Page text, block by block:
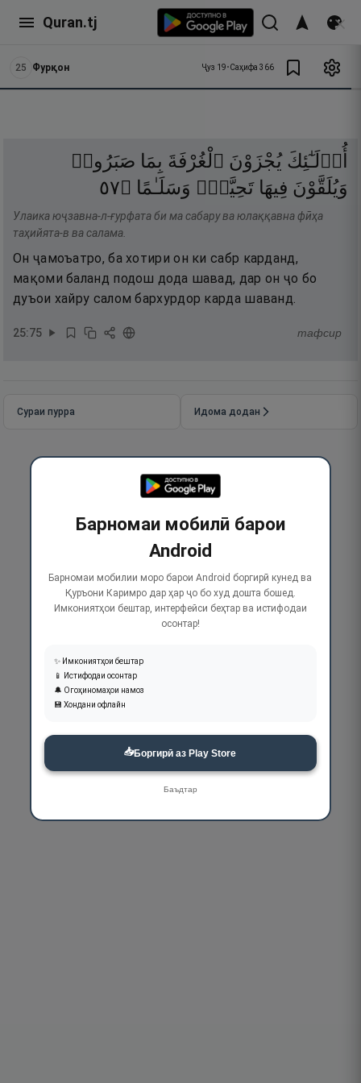
Quran.tj
25 Фурқон Ҷуз 19•Саҳифа 366
أُو۟لَـٰٓئِكَ يُجْزَوْنَ ٱلْغُرْفَةَ بِمَا صَبَرُوا۟
وَيُلَقَّوْنَ فِيهَا تَحِيَّةًۭ وَسَلَـٰمًا ۝٧٥
Улаика юҷзавна-л-ғурфата би ма сабару ва юлаққавна фӣҳа
таҳийята-в ва салама.
Он ҷамоъатро, ба хотири он ки сабр карданд,
мақоми баланд подош дода шавад, дар он ҷо бо
дуъои хайру салом бархурдор карда шаванд.
25:75 тафсир
Сураи пурра Идома додан
Барномаи мобилӣ барои
Android
Барномаи мобилии моро барои Android боргирӣ кунед ва
Қуръони Каримро дар ҳар ҷо бо худ дошта бошед.
Имкониятҳои бештар, интерфейси беҳтар ва истифодаи
осонтар!
✨ Имкониятҳои бештар
📱 Истифодаи осонтар
🔔 Огоҳиномаҳои намоз
💾 Хондани офлайн
📥Боргирӣ аз Play Store
Баъдтар